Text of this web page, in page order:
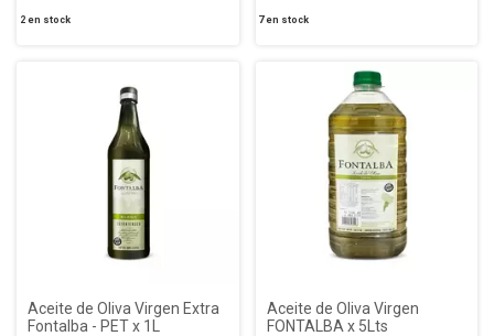
2en stock 7en stock
Aceite de Oliva Virgen Extra
Fontalba - PET x 1L
Aceite de Oliva Virgen
FONTALBA x 5Lts